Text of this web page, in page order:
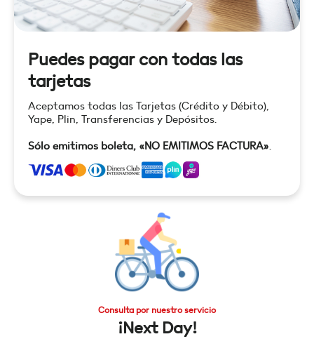
Puedes pagar con todas las
tarjetas
Aceptamos todas las Tarjetas (Crédito y Débito),
Yape, Plin, Transferencias y Depósitos.
Sólo emitimos boleta, «NO EMITIMOS FACTURA».
Consulta por nuestro servicio
¡Next Day!